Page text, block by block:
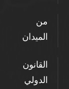
من
الميدان
القانون
الدولي